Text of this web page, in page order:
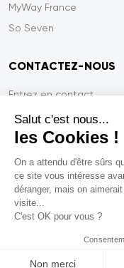
Salut c'est nous...
les Cookies !
On a attendu d'être sûrs
ce site vous intéresse
déranger, mais on
visite...
C'est OK pour vous ?
Non merci
MyWay France
So Seven
CONTACTEZ-NOUS
Entrez en contact
Paiement sécurisé
Efficacité du service
Garantie Tiger
FAQ